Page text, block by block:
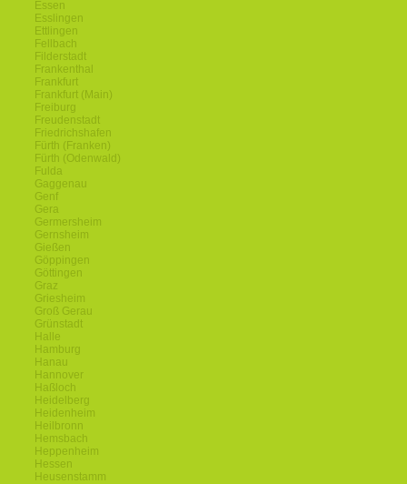
Essen
Esslingen
Ettlingen
Fellbach
Filderstadt
Frankenthal
Frankfurt
Frankfurt (Main)
Freiburg
Freudenstadt
Friedrichshafen
Fürth (Franken)
Fürth (Odenwald)
Fulda
Gaggenau
Genf
Gera
Germersheim
Gernsheim
Gießen
Göppingen
Göttingen
Graz
Griesheim
Groß Gerau
Grünstadt
Halle
Hamburg
Hanau
Hannover
Haßloch
Heidelberg
Heidenheim
Heilbronn
Hemsbach
Heppenheim
Hessen
Heusenstamm